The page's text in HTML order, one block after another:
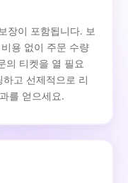
장이 포함됩니다. 보
용 없이 주문 수량
의 티켓을 열 필요
고 선제적으로 리
를 얻으세요.